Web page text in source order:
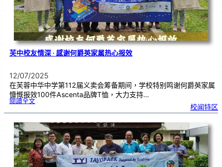
芙中校友情深 · 感谢何爵英家属热心报效
12/07/2025
在芙蓉中华中学第112届义卖会筹备期间，学校特别鸣谢何爵英家属
慷慨报效100件Ascenta品牌T恤，大力支持…
閱讀全文:芙
友
深
·
谢
何
爵
英
家
属
热
心
报
效
校闻特区